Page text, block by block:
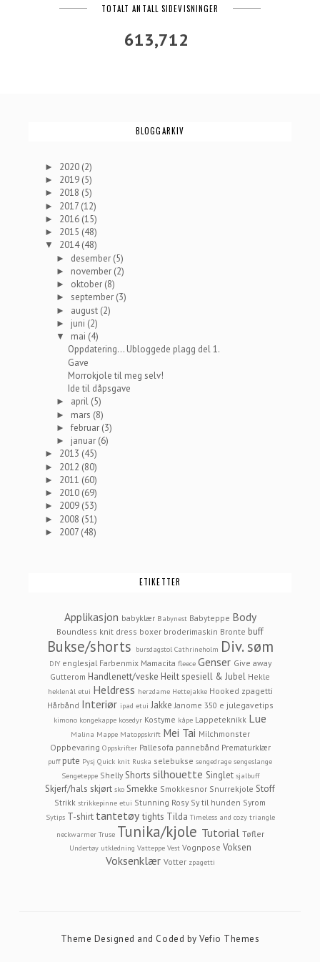
TOTALT ANTALL SIDEVISNINGER
613,712
BLOGGARKIV
► 2020 (2)
► 2019 (5)
► 2018 (5)
► 2017 (12)
► 2016 (15)
► 2015 (48)
▼ 2014(48)
► desember (5)
► november (2)
► oktober (8)
►september (3)
► august (2)
► juni (2)
▼ mai (4)
Oppdatering... Ubloggede plagg del 1.
Gave
Morrokjole til meg selv!
Ide til dåpsgave
► april (5)
► mars (8)
►februar (3)
► januar (6)
► 2013 (45)
► 2012 (80)
► 2011 (60)
► 2010 (69)
► 2009 (53)
► 2008 (51)
► 2007 (48)
ETIKETTER
Applikasjon babyklær Babynest Babyteppe Body
Boundless knit dress boxer broderimaskin Bronte buff
Bukse/shorts bursdagstol Cathrineholm Div. søm
DIY englesjal Farbenmix Mamacita fleece Genser Give away
Gutterom Handlenett/veske Heilt spesiell & Jubel Hekle
heklenål etui Heldress herzdame Hettejakke Hooked zpagetti
Hårbånd Interiør ipad etui Jakke Janome 350 e julegavetips
kimono kongekappe kosedyr Kostyme kåpe Lappeteknikk Lue
Malina Mappe Matoppskrift Mei Tai Milchmonster
Oppbevaring Oppskrifter Pallesofa pannebånd Prematurklær
puff pute Pysj Quick knit Ruska selebukse sengedrage sengeslange
Sengeteppe Shelly Shorts silhouette Singlet sjalbuff
Skjerf/hals skjørt sko Smekke Smokkesnor Snurrekjole Stoff
Strikk strikkepinne etui Stunning Rosy Sy til hunden Syrom
Sytips T-shirt tantetøy tights Tilda Timeless and cozy triangle
neckwarmer Truse Tunika/kjole Tutorial Tøfler
Undertøy utkledning Vatteppe Vest Vognpose Voksen
Voksenklær Votter zpagetti
Theme Designed and Coded byVefio Themes